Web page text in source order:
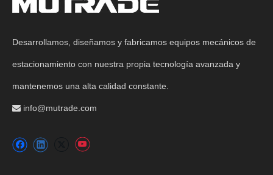
Desarrollamos, diseñamos y fabricamos equipos mecánicos de
estacionamiento con nuestra propia tecnología avanzada y
mantenemos una alta calidad constante.
 info@mutrade.com